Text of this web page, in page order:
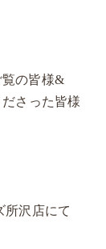
覧の皆様&
さった皆様
所沢店にて